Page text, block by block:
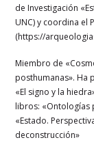
de Investigación
UNC) y coordina el
(https://
Miembro de
posthumanas». Ha
«El signo y la
libros: «Ontologías
«Estado.
deconstrucción»